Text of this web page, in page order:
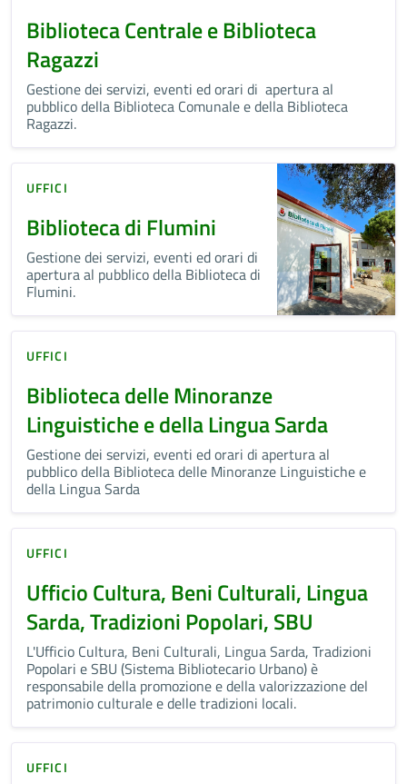
Biblioteca Centrale e Biblioteca
Ragazzi
Gestione dei servizi, eventi ed orari di apertura al
pubblico della Biblioteca Comunale e della Biblioteca
Ragazzi.
UFFICI
Biblioteca di Flumini
Gestione dei servizi, eventi ed orari di
apertura al pubblico della Biblioteca di
Flumini.
UFFICI
Biblioteca delle Minoranze
Linguistiche e della Lingua Sarda
Gestione dei servizi, eventi ed orari di apertura al
pubblico della Biblioteca delle Minoranze Linguistiche e
della Lingua Sarda
UFFICI
Ufficio Cultura, Beni Culturali, Lingua
Sarda, Tradizioni Popolari, SBU
L'Ufficio Cultura, Beni Culturali, Lingua Sarda, Tradizioni
Popolari e SBU (Sistema Bibliotecario Urbano) è
responsabile della promozione e della valorizzazione del
patrimonio culturale e delle tradizioni locali.
UFFICI